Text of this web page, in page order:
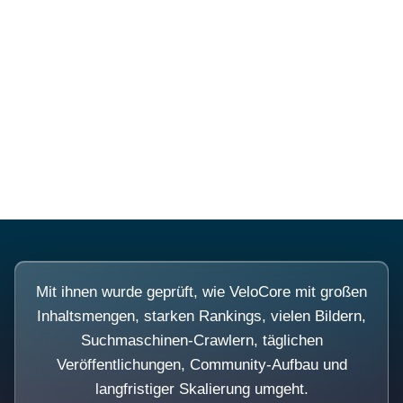
Mit ihnen wurde geprüft, wie VeloCore mit großen
Inhaltsmengen, starken Rankings, vielen Bildern,
Suchmaschinen-Crawlern, täglichen
Veröffentlichungen, Community-Aufbau und
langfristiger Skalierung umgeht.